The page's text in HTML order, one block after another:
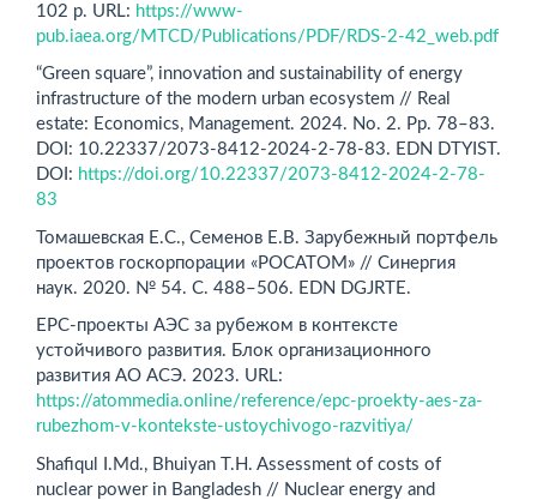
102 p. URL: https://www-
pub.iaea.org/MTCD/Publications/PDF/RDS-2-42_web.pdf
“Green square”, innovation and sustainability of energy
infrastructure of the modern urban ecosystem // Real
estate: Economics, Management. 2024. No. 2. Рр. 78–83.
DOI: 10.22337/2073-8412-2024-2-78-83. EDN DTYIST.
DOI: https://doi.org/10.22337/2073-8412-2024-2-78-
83
Томашевская Е.С., Семенов Е.В. Зарубежный портфель
проектов госкорпорации «РОСАТОМ» // Синергия
наук. 2020. № 54. С. 488–506. EDN DGJRTE.
EPC-проекты АЭС за рубежом в контексте
устойчивого развития. Блок организационного
развития АО АСЭ. 2023. URL:
https://atommedia.online/reference/epc-proekty-aes-za-
rubezhom-v-kontekste-ustoychivogo-razvitiya/
Shafiqul I.Md., Bhuiyan T.H. Assessment of costs of
nuclear power in Bangladesh // Nuclear energy and